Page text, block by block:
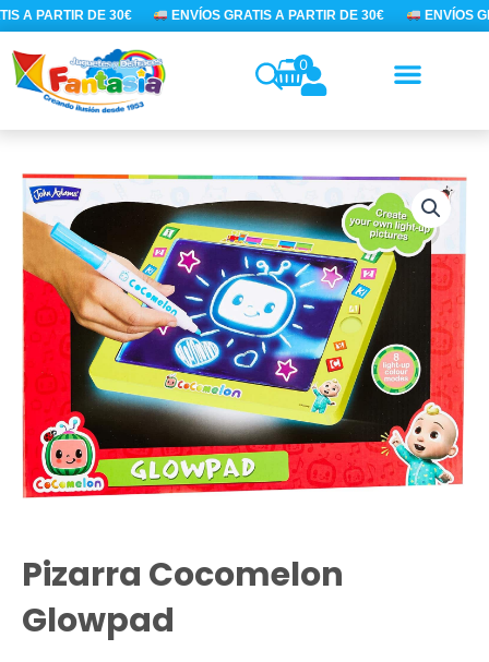
Ir
al
contenido
A PARTIR DE 30€ ENVÍOS GRATIS A PARTIR DE 30€ ENVÍOS
0
Pizarra Cocomelon
Glowpad